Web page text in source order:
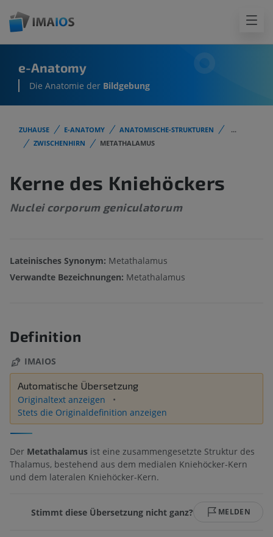
e-Anatomy
Die Anatomie der Bildgebung
ZUHAUSE E-ANATOMY ANATOMISCHE-STRUKTUREN
...
ZWISCHENHIRN
METATHALAMUS
Kerne des Kniehöckers
Nuclei corporum geniculatorum
Lateinisches Synonym: Metathalamus
Verwandte Bezeichnungen: Metathalamus
Definition
IMAIOS
Automatische Übersetzung
Originaltext anzeigen
Stets die Originaldefinition anzeigen
Der Metathalamus ist eine zusammengesetzte Struktur des
Thalamus, bestehend aus dem medialen Kniehöcker-Kern
und dem lateralen Kniehöcker-Kern.
Stimmt diese Übersetzung nicht ganz? MELDEN